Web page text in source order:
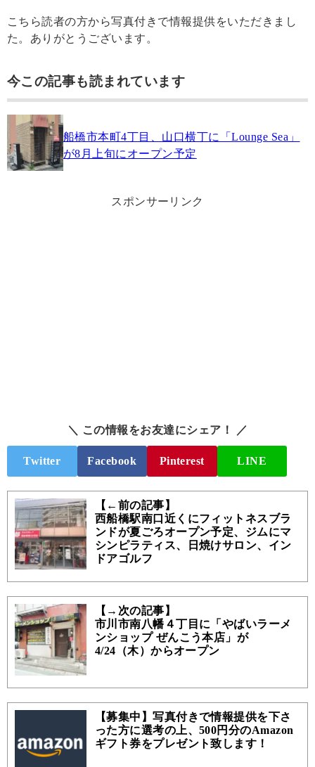
こちら読者の方から写真付きで情報提供をいただきまし
た。ありがとうございます。
今この記事も読まれています
船橋市本町4丁目、山口横丁に「Lounge Sea」
が8月上旬にオープン予定
スポンサーリンク
＼ この情報をお友達にシェア！ ／
Twitter Facebook Pinterest LINE
【←前の記事】
西船橋駅南口近くにフィットネスブラ
ンドが夏ごろオープン予定、ジムにマ
シンピラティス、日焼けサロン、イン
ドアゴルフ
【→次の記事】
市川市南八幡４丁目に「やばいラーメ
ンショップ ぜんこう本店」が
4/24（木）からオープン
【募集中】写真付きで情報提供を下さ
った方に選考の上、500円分のAmazon
ギフト券をプレゼント致します！